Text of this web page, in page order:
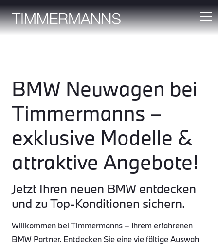
BMW Neuwagen bei
Timmermanns –
exklusive Modelle &
attraktive Angebote!
Jetzt Ihren neuen BMW entdecken
und zu Top-Konditionen sichern.
Willkommen bei Timmermanns – Ihrem erfahrenen
BMW Partner. Entdecken Sie eine vielfältige Auswahl